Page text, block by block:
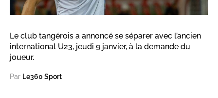
Le club tangérois a annoncé se séparer avec l’ancien
international U23, jeudi 9 janvier, à la demande du
joueur.
Par Le360 Sport